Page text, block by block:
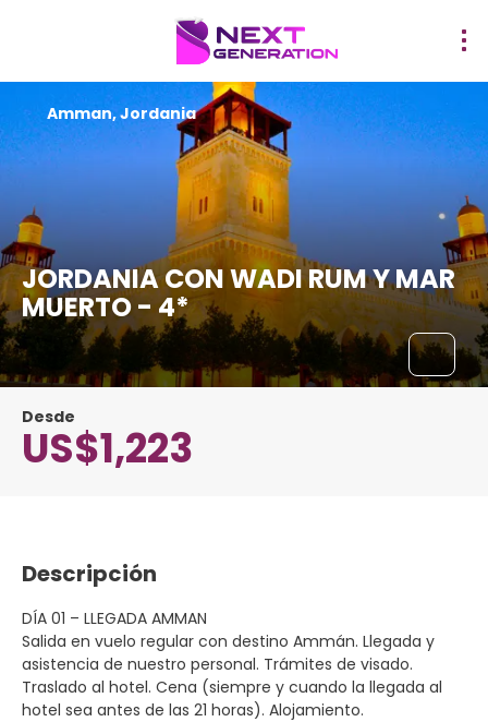
JORDANIA CON WADI RUM Y MAR
MUERTO - 4*
Amman, Jordania
Desde
US$1,223
Descripción
DÍA 01 – LLEGADA AMMAN
Salida en vuelo regular con destino Ammán. Llegada y
asistencia de nuestro personal. Trámites de visado.
Traslado al hotel. Cena (siempre y cuando la llegada al
hotel sea antes de las 21 horas). Alojamiento.